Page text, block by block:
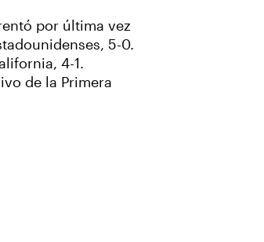
por última vez
5-0.
4-1.
de la Primera